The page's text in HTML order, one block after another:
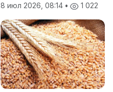
8 июл 2026, 08:14 • 1 022